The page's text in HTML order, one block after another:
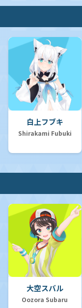
白上フブキ
Shirakami Fubuki
大空スバル
Oozora Subaru